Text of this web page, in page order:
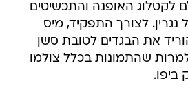
לקטלוג האופנה והתכשיטים
מיכל נגרין. לצורך התפקיד, מיס
את הבגדים לטובת סשן
למרות שהתמונות בכלל צולמו
ביפו.